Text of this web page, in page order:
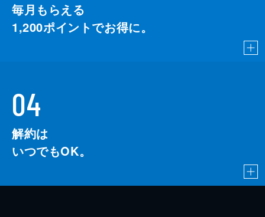
毎月もらえる
1,200ポイントでお得に。
04
解約は
いつでもOK。